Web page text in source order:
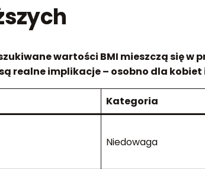
wartości BMI mieszczą się
realne implikacje – osobno dla kobiet
Kategoria
Niedowaga